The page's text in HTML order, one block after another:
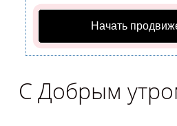
Начать
С Добрым